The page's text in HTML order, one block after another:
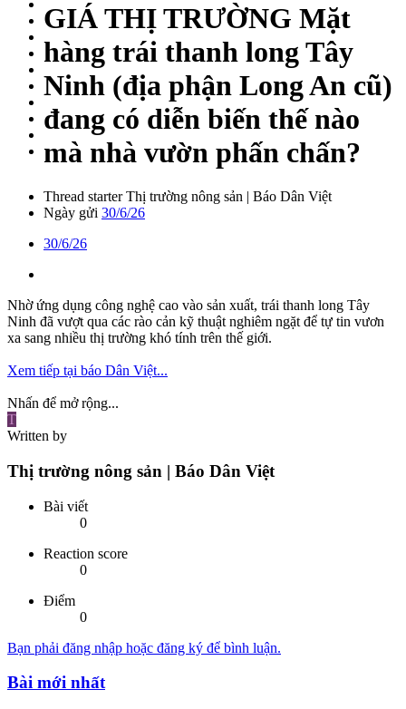
GIÁ THỊ TRƯỜNG Mặt
hàng trái thanh long Tây
Ninh (địa phận Long An cũ)
đang có diễn biến thế nào
mà nhà vườn phấn chấn?
Thread starter Thị trường nông sản | Báo Dân Việt
Ngày gửi 30/6/26
30/6/26
Nhờ ứng dụng công nghệ cao vào sản xuất, trái thanh long Tây
Ninh đã vượt qua các rào cản kỹ thuật nghiêm ngặt để tự tin vươn
xa sang nhiều thị trường khó tính trên thế giới.
Xem tiếp tại báo Dân Việt...
Nhấn để mở rộng...
T
Written by
Thị trường nông sản | Báo Dân Việt
Bài viết
0
Reaction score
0
Điểm
0
Bạn phải đăng nhập hoặc đăng ký để bình luận.
Bài mới nhất